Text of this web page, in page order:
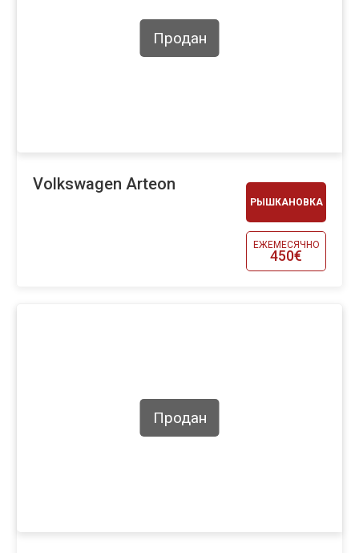
РЫШКАНОВКА
ЕЖЕМЕСЯЧНО
450€
Продан
Volkswagen Arteon
Продан